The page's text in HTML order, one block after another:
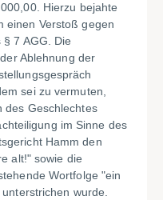
Hierzu bejahte
einen Verstoß gegen
7 AGG. Die
Ablehnung der
sei zu vermuten,
des Geschlechtes
im Sinne des
Hamm den
alt!" sowie die
Wortfolge "ein
wurde.